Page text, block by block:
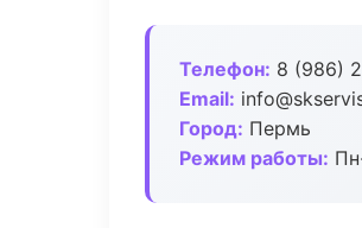
Телефон: 8 (986)
Email:
Город: Пермь
Режим работы: